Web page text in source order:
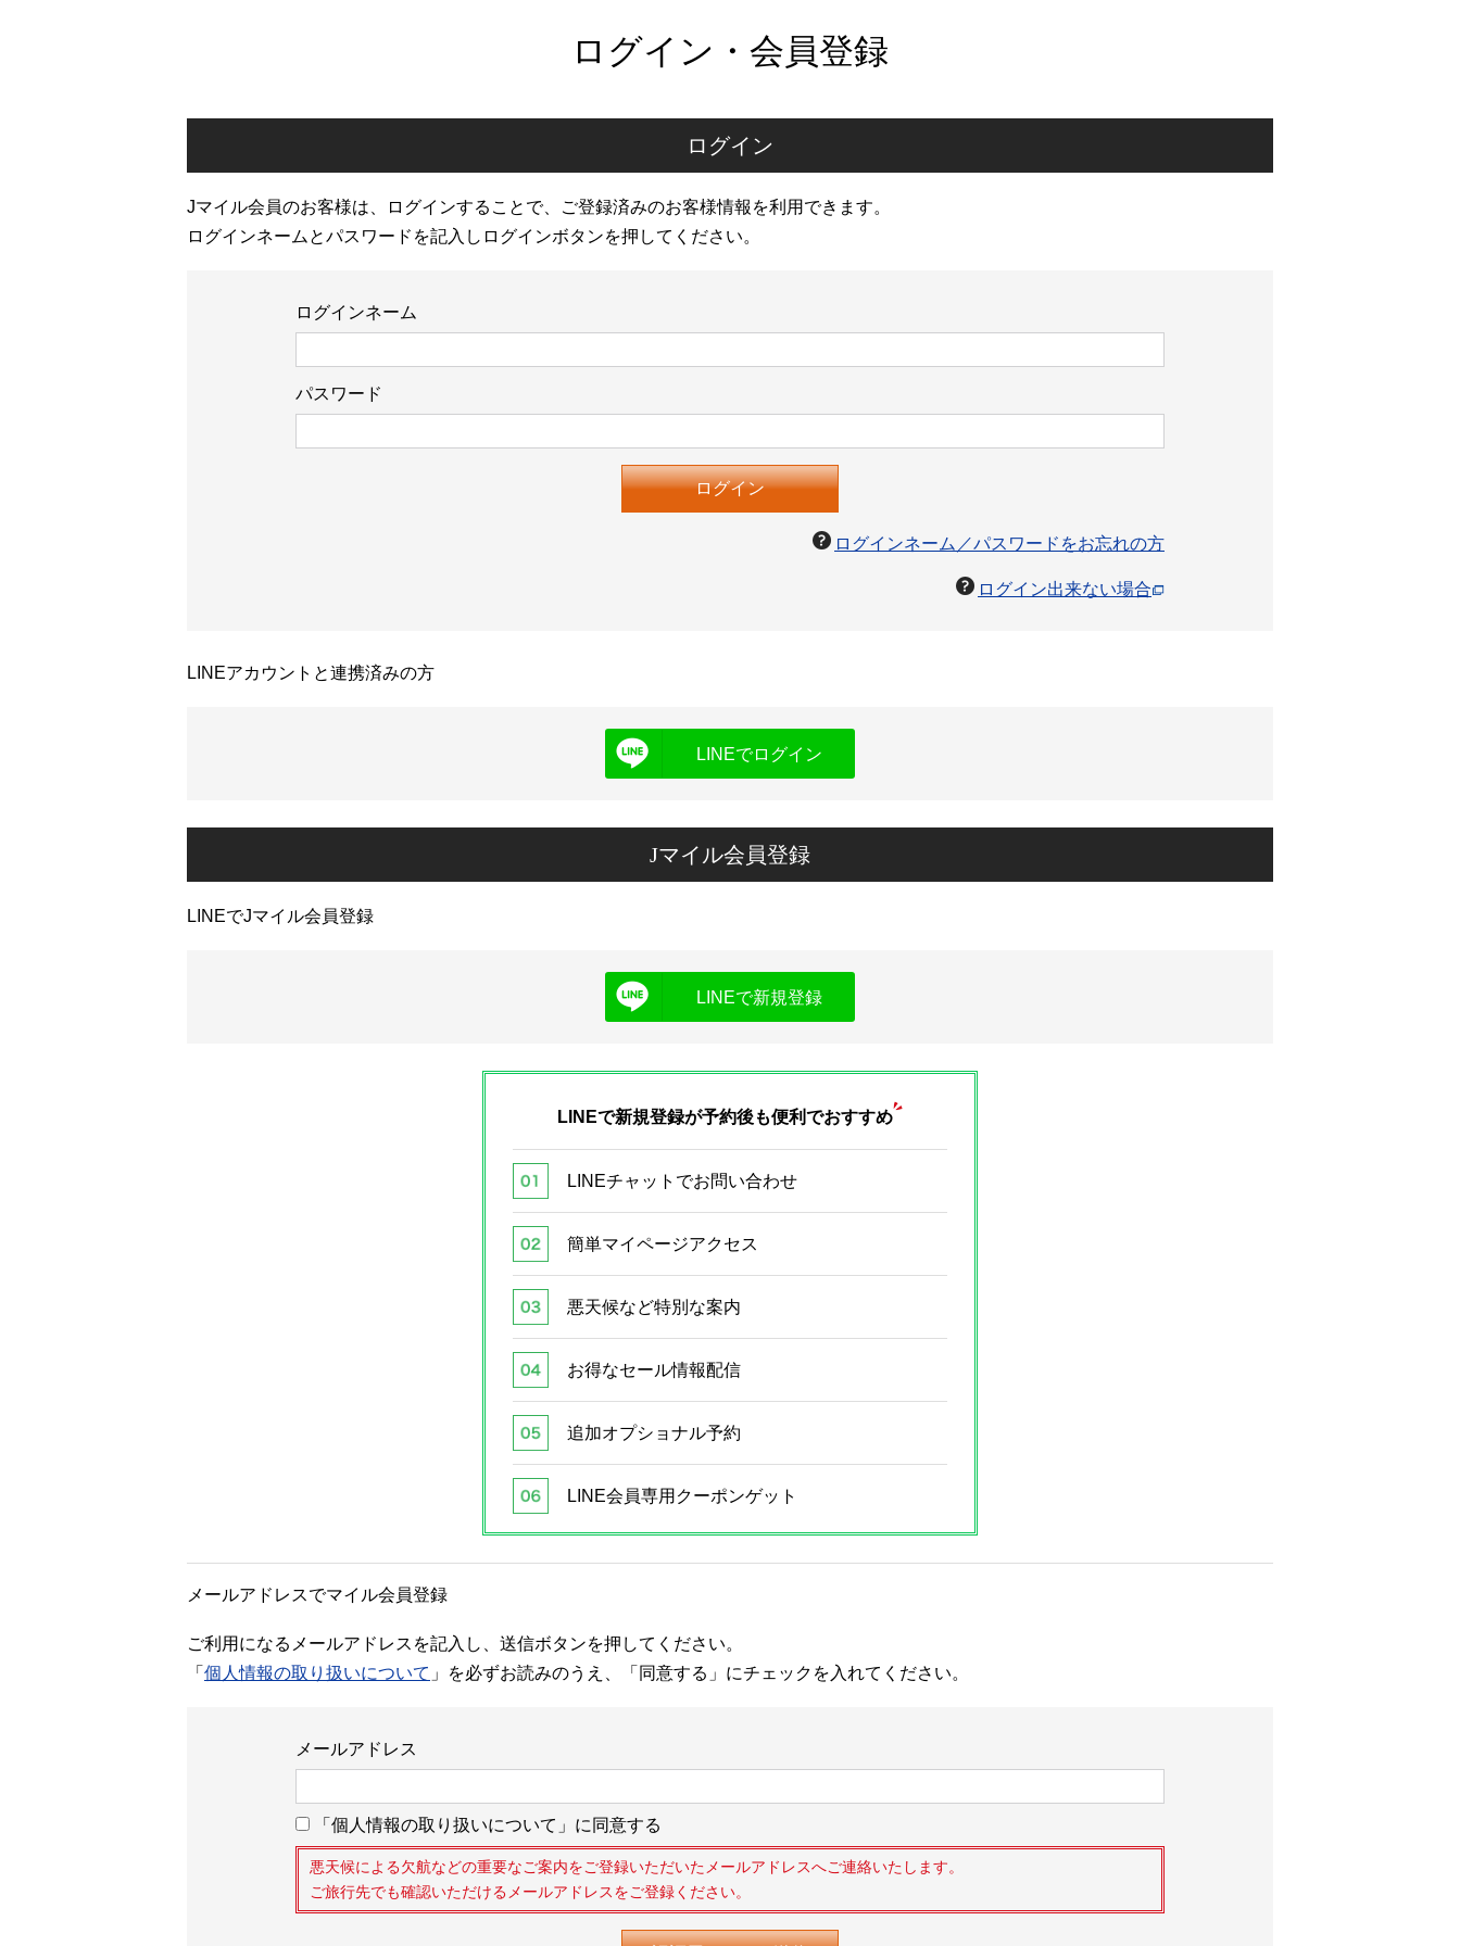
ログイン・会員登録
ログイン
Jマイル会員のお客様は、ログインすることで、ご登録済みのお客様情報を利用できます。
ログインネームとパスワードを記入しログインボタンを押してください。
ログインネーム
パスワード
ログインネーム／パスワードをお忘れの方
ログイン出来ない場合
LINEアカウントと連携済みの方
LINEでログイン
Jマイル会員登録
LINEでJマイル会員登録
LINEで新規登録
LINEで新規登録が予約後も便利でおすすめ
LINEチャットでお問い合わせ
簡単マイページアクセス
悪天候など特別な案内
お得なセール情報配信
追加オプショナル予約
LINE会員専用クーポンゲット
メールアドレスでマイル会員登録
ご利用になるメールアドレスを記入し、送信ボタンを押してください。
「 個人情報の取り扱いについて 」を必ずお読みのうえ、「同意する」にチェックを入れてください。
メールアドレス
「個人情報の取り扱いについて」に同意する
悪天候による欠航などの重要なご案内をご登録いただいたメールアドレスへご連絡いたします。
ご旅行先でも確認いただけるメールアドレスをご登録ください。